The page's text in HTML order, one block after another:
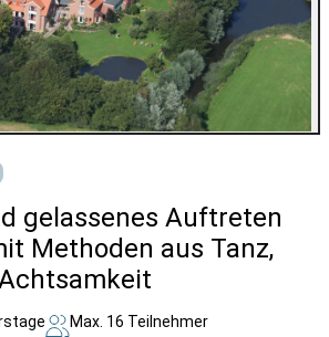
gelassenes Auftreten
Methoden aus Tanz,
Max. 16 Teilnehmer